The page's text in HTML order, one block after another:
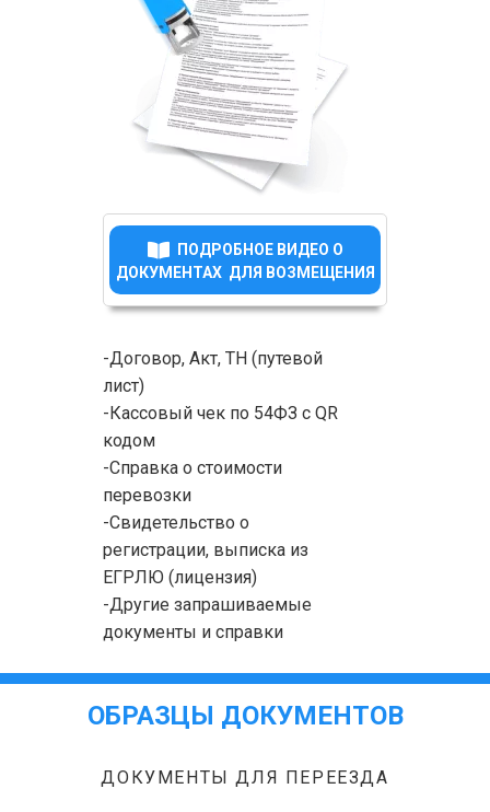
-Договор, Акт, ТН (путевой
лист)
-Кассовый чек по 54ФЗ с QR
кодом
-Справка о стоимости
перевозки
-Свидетельство о
регистрации, выписка из
ЕГРЛЮ (лицензия)
-Другие запрашиваемые
документы и справки
ПОДРОБНОЕ ВИДЕО О
ДОКУМЕНТАХ ДЛЯ ВОЗМЕЩЕНИЯ
ОБРАЗЦЫ ДОКУМЕНТОВ
ДОКУМЕНТЫ ДЛЯ ПЕРЕЕЗДА